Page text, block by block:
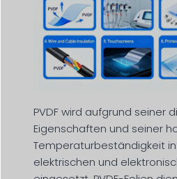
PVDF wird aufgrund seiner
Eigenschaften und seiner
Temperaturbeständigkeit
elektrischen und